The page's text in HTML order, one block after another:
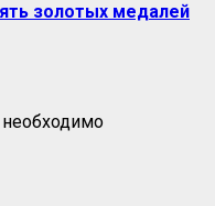
золотых медалей